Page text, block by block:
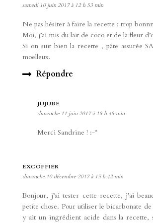
samedi 10 juin 2017 à 12 h 53 min
Ne pas hésiter à faire la recette : trop
Moi, j’ai mis du lait de coco et de la fleur
Si on suit bien la recette , pâte assurée
moelleux.
Répondre
JUJUBE
dimanche 11 juin 2017 à 18 h 48 min
Merci Sandrine ! :-*
EXCOFFIER
dimanche 10 décembre 2017 à 15 h 42 min
Bonjour, j’ai tester cette recette, j’ai
petite chose. Pour utiliser le bicarbonate de
y ait un ingrédient acide dans la recette,